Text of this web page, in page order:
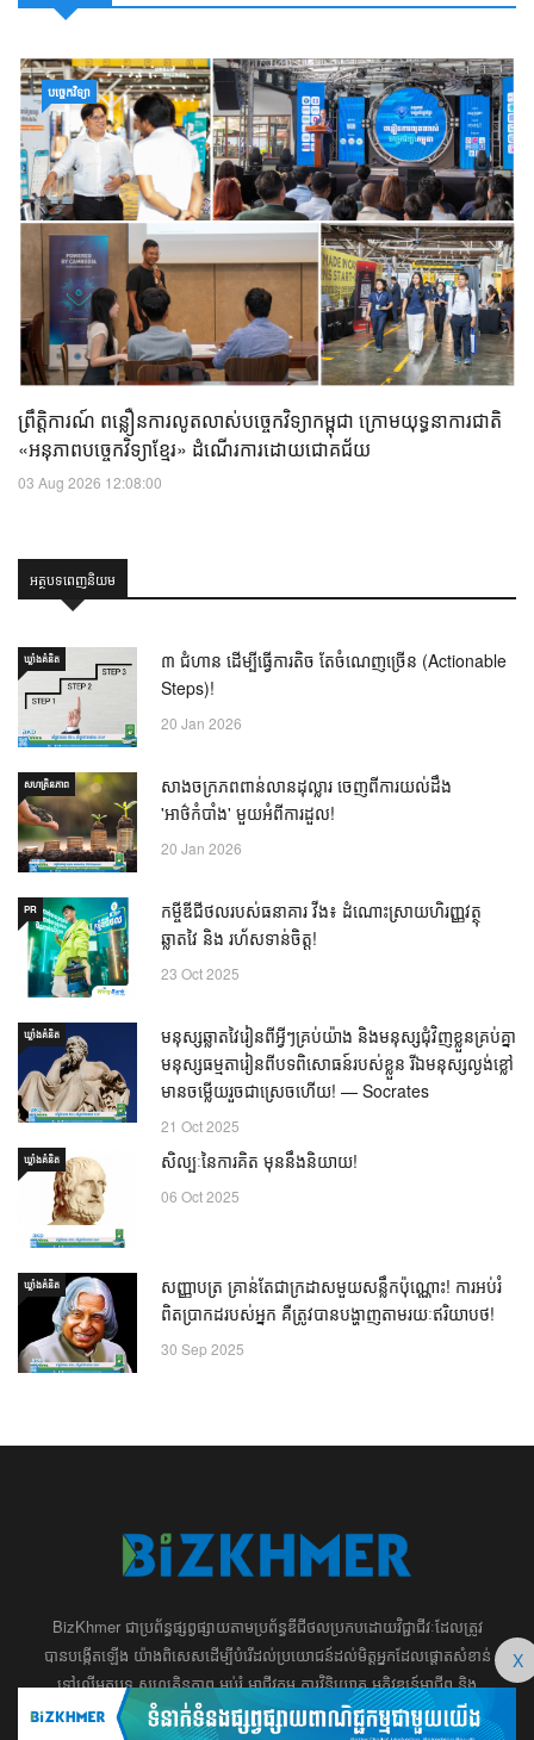
បច្ចេកវិទ្យា
ព្រឹត្តិការណ៍ ពន្លឿនការលូតលាស់បច្ចេកវិទ្យាកម្ពុជា ក្រោមយុទ្ធនាការជាតិ
«អនុភាពបច្ចេកវិទ្យាខ្មែរ» ដំណើរការដោយជោគជ័យ
03 Aug 2026 12:08:00
អត្ថបទពេញនិយម
ឃ្លាំង​គំនិត
៣ ជំហាន ដើម្បីធ្វើការតិច តែចំណេញច្រើន (Actionable
Steps)!
20 Jan 2026
សហគ្រិនភាព
សាងចក្រភពពាន់លានដុល្លារ ចេញពីការយល់ដឹង
'អាថ៌កំបាំង' មួយអំពីការដួល!
20 Jan 2026
PR
កម្ចីឌីជីថលរបស់ធនាគារ វីង៖ ដំណោះស្រាយហិរញ្ញវត្ថុ
ឆ្លាតវៃ និង រហ័សទាន់ចិត្ត!
23 Oct 2025
ឃ្លាំង​គំនិត
មនុស្សឆ្លាតវៃរៀនពីអ្វីៗគ្រប់យ៉ាង និងមនុស្សជុំវិញខ្លួនគ្រប់គ្នា
មនុស្សធម្មតារៀនពីបទពិសោធន៍របស់ខ្លួន រីឯមនុស្សល្ងង់ខ្លៅ
មានចម្លើយរួចជាស្រេចហើយ! — Socrates
21 Oct 2025
ឃ្លាំង​គំនិត សិល្បៈនៃការគិត មុននឹងនិយាយ!
06 Oct 2025
ឃ្លាំង​គំនិត
សញ្ញាបត្រ គ្រាន់តែជាក្រដាសមួយសន្លឹកប៉ុណ្ណោះ! ការអប់រំ
ពិតប្រាកដរបស់អ្នក គឺត្រូវបានបង្ហាញតាមរយៈឥរិយាបថ!
30 Sep 2025
BizKhmer ​ជា​​ប្រព័ន្ធ​ផ្សព្វផ្សាយ​តាម​ប្រព័ន្ធ​ឌីជីថល​​​ប្រកប​ដោយ​វិជ្ជាជីវៈ​ដែល​​​ត្រូវ​
បាន​បង្កើតឡើង យ៉ាង​ពិសេស​​ដើម្បី​បំរើ​ដល់​ប្រយោជន៍​​​ដល់​មិត្ត​អ្នក​ដែល​ផ្ដោត​សំខាន់​
ទៅ​លើ​អត្ថបទ​ សហគ្រិន​ភាព អប់រំ ​​អាជីវកម្ម​ ​ការ​វិនិយោគ​ ​អភិវឌ្ឍន៍​អាជីព​ និង​
អចលនទ្រព្យ។ ​ក្រុម​​ការងារ​របស់​យើង​ ​​ មាន​ឆន្ទៈ​​មុតមាំ​​​ក្នុង​​ការ​សរសេរ​​អត្ថបទ​​ ដែល​
X